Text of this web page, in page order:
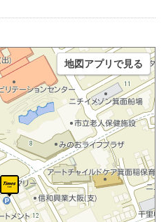
地図アプリで見る